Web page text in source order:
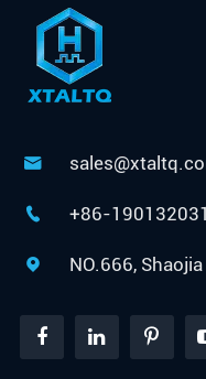

 +86-
 NO.666,